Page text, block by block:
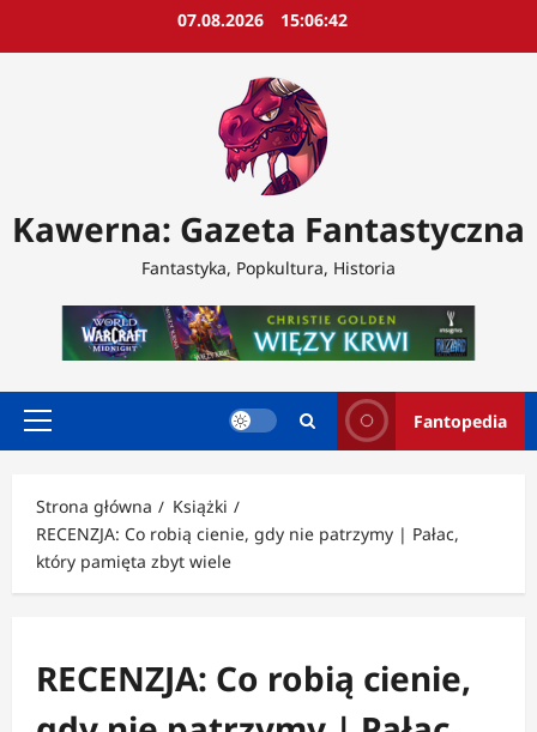
07.08.2026 15:06:45
Kawerna: Gazeta Fantastyczna
Fantastyka, Popkultura, Historia
Menu
Fantopedia
Strona główna
Książki
RECENZJA: Co robią cienie, gdy nie patrzymy | Pałac,
który pamięta zbyt wiele
RECENZJA: Co robią cienie,